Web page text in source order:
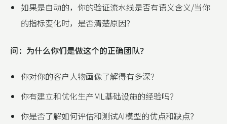
如果是自动的，你的验证流水线是否有语义含义/当你
的指标变化时，是否清楚原因？
问：为什么你们是做这个的正确团队？
你对你的客户人物画像了解得有多深？
你有建立和优化生产ML基础设施的经验吗？
你是否了解如何评估和测试AI模型的优点和缺点？